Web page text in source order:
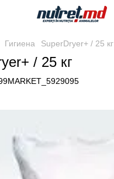
Гигиена SuperDryer+ / 25 кг
/ 25 кг